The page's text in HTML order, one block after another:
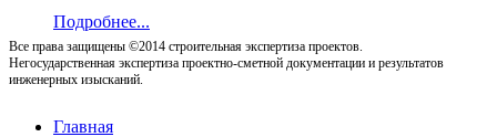
Подробнее...
Все права защищены ©2014 строительная экспертиза проектов.
Негосударственная экспертиза проектно-сметной документации и результатов
инженерных изысканий.
Главная